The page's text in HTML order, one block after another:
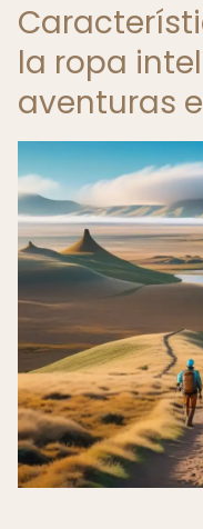
la ropa
aventuras